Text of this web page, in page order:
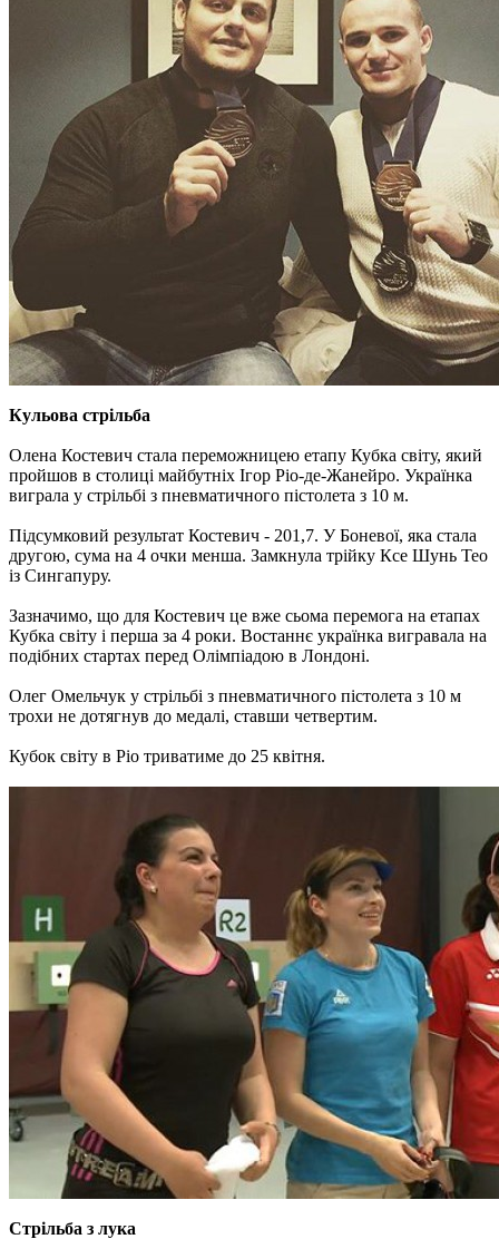
Кульова стрільба
Олена Костевич стала переможницею етапу Кубка світу, який
пройшов в столиці майбутніх Ігор Ріо-де-Жанейро. Українка
виграла у стрільбі з пневматичного пістолета з 10 м.
Підсумковий результат Костевич - 201,7. У Боневої, яка стала
другою, сума на 4 очки менша. Замкнула трійку Ксе Шунь Тео
із Сингапуру.
Зазначимо, що для Костевич це вже сьома перемога на етапах
Кубка світу і перша за 4 роки. Востаннє українка вигравала на
подібних стартах перед Олімпіадою в Лондоні.
Олег Омельчук у стрільбі з пневматичного пістолета з 10 м
трохи не дотягнув до медалі, ставши четвертим.
Кубок світу в Ріо триватиме до 25 квітня.
Стрільба з лука